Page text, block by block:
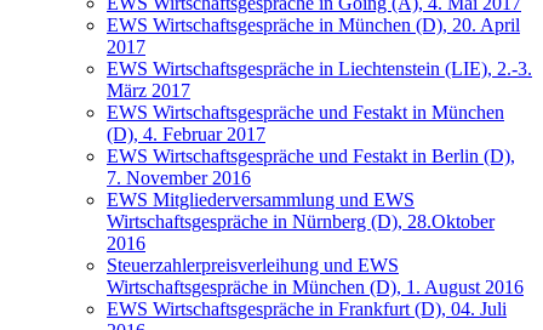
EWS Wirtschaftsgespräche in München (D), 20. April
2017
EWS Wirtschaftsgespräche in Liechtenstein (LIE), 2.-3.
März 2017
EWS Wirtschaftsgespräche und Festakt in München
(D), 4. Februar 2017
EWS Wirtschaftsgespräche und Festakt in Berlin (D),
7. November 2016
EWS Mitgliederversammlung und EWS
Wirtschaftsgespräche in Nürnberg (D), 28.Oktober
2016
Steuerzahlerpreisverleihung und EWS
Wirtschaftsgespräche in München (D), 1. August 2016
EWS Wirtschaftsgespräche in Frankfurt (D), 04. Juli